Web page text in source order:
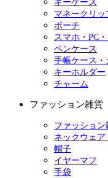
キーケース
マネークリッ
ポーチ
スマホ・PC
ペンケース
手帳ケース・
キーホルダー
チャーム
ファッション雑貨
ファッショ
ネックウェア
帽子
イヤーマフ
手袋